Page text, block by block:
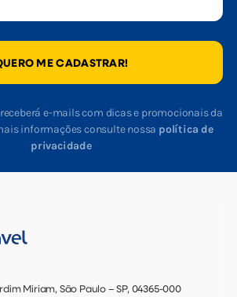
ME CADASTRAR!
e-mails com dicas e promocionais da
informações consulte nossa política de
privacidade
Miriam, São Paulo – SP, 04365-000